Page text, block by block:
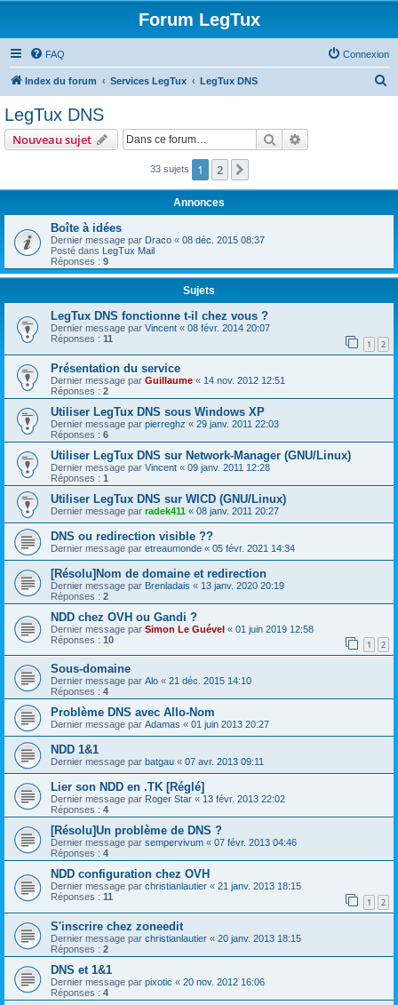
Forum LegTux
FAQ Connexion
Index du forum Services LegTux LegTux DNS
r
LegTux DNS
Nouveau sujet Rechercher
33 sujets 1 2
Annonces
Boîte à idées
Dernier message par Draco « 08 déc. 2015 08:37
Posté dans LegTux Mail
Réponses : 9
Sujets
LegTux DNS fonctionne t-il chez vous ?
Dernier message par Vincent « 08 févr. 2014 20:07
Réponses : 11 1 2
Présentation du service
Dernier message par Guillaume « 14 nov. 2012 12:51
Réponses : 2
Utiliser LegTux DNS sous Windows XP
Dernier message par pierreghz « 29 janv. 2011 22:03
Réponses : 6
Utiliser LegTux DNS sur Network-Manager (GNU/Linux)
Dernier message par Vincent « 09 janv. 2011 12:28
Réponses : 1
Utiliser LegTux DNS sur WICD (GNU/Linux)
Dernier message par radek411 « 08 janv. 2011 20:27
DNS ou redirection visible ??
Dernier message par etreaumonde « 05 févr. 2021 14:34
[Résolu]Nom de domaine et redirection
Dernier message par Brenladais « 13 janv. 2020 20:19
Réponses : 2
NDD chez OVH ou Gandi ?
Dernier message par Simon Le Guével « 01 juin 2019 12:58
Réponses : 10 1 2
Sous-domaine
Dernier message par Alo « 21 déc. 2015 14:10
Réponses : 4
Problème DNS avec Allo-Nom
Dernier message par Adamas « 01 juin 2013 20:27
NDD 1&1
Dernier message par batgau « 07 avr. 2013 09:11
Lier son NDD en .TK [Réglé]
Dernier message par Roger Star « 13 févr. 2013 22:02
Réponses : 4
[Résolu]Un problème de DNS ?
Dernier message par sempervivum « 07 févr. 2013 04:46
Réponses : 4
NDD configuration chez OVH
Dernier message par christianlautier « 21 janv. 2013 18:15
Réponses : 11 1 2
S'inscrire chez zoneedit
Dernier message par christianlautier « 20 janv. 2013 18:15
Réponses : 2
DNS et 1&1
Dernier message par pixotic « 20 nov. 2012 16:06
Réponses : 4